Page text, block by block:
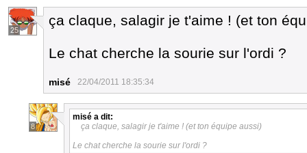
25
ça claque, salagir je t'aime ! (et ton
Le chat cherche la sourie sur l'ordi ?
misé 22/04/2011 18:35:34
8
misé a dit:
ça claque, salagir je t'aime ! (et ton équipe aussi)
Le chat cherche la sourie sur l'ordi ?